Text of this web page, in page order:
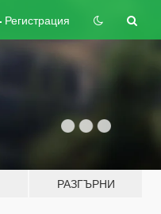
Регистрация
РАЗГЪРНИ